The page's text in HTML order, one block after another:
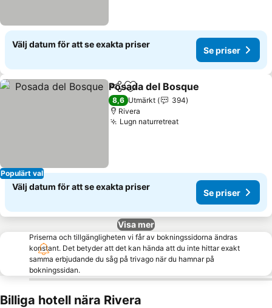
Välj datum för att se exakta priser
Se priser
Populärt val
Dela Lägg till i Mina Favoriter
Posada del Bosque
8,6 Utmärkt
394
Rivera
Lugn naturretreatSe priser
Välj datum för att se exakta priser
Se priser
Visa mer
Priserna och tillgängligheten vi får av bokningssidorna ändras
konstant. Det betyder att det kan hända att du inte hittar exakt
samma erbjudande du såg på trivago när du hamnar på
bokningssidan.
Billiga hotell nära Rivera